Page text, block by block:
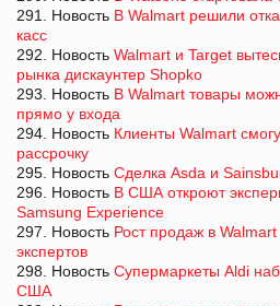
291. Новость В Walmart решили
касс
292. Новость Walmart и Target
рынка дискаунтер Shopko
293. Новость В Walmart товары
прямо у входа
294. Новость Клиенты Walmart
рассрочку
295. Новость Сделка Asda и
296. Новость В США откроют
Samsung Experience
297. Новость Рост продаж в
экспертов
298. Новость Супермаркеты Aldi
США